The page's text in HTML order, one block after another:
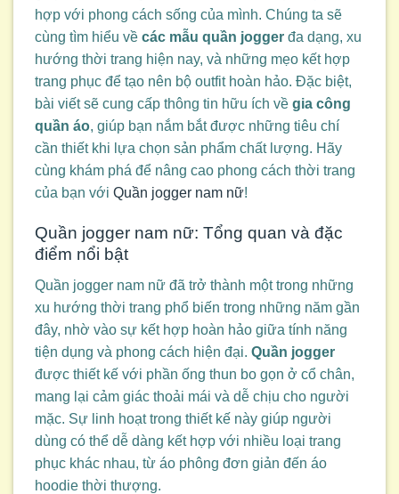
hợp với phong cách sống của mình. Chúng ta sẽ
cùng tìm hiểu về các mẫu quần jogger đa dạng, xu
hướng thời trang hiện nay, và những mẹo kết hợp
trang phục để tạo nên bộ outfit hoàn hảo. Đặc biệt,
bài viết sẽ cung cấp thông tin hữu ích về gia công
quần áo, giúp bạn nắm bắt được những tiêu chí
cần thiết khi lựa chọn sản phẩm chất lượng. Hãy
cùng khám phá để nâng cao phong cách thời trang
của bạn với Quần jogger nam nữ!
Quần jogger nam nữ: Tổng quan và đặc
điểm nổi bật
Quần jogger nam nữ đã trở thành một trong những
xu hướng thời trang phổ biến trong những năm gần
đây, nhờ vào sự kết hợp hoàn hảo giữa tính năng
tiện dụng và phong cách hiện đại. Quần jogger
được thiết kế với phần ống thun bo gọn ở cổ chân,
mang lại cảm giác thoải mái và dễ chịu cho người
mặc. Sự linh hoạt trong thiết kế này giúp người
dùng có thể dễ dàng kết hợp với nhiều loại trang
phục khác nhau, từ áo phông đơn giản đến áo
hoodie thời thượng.